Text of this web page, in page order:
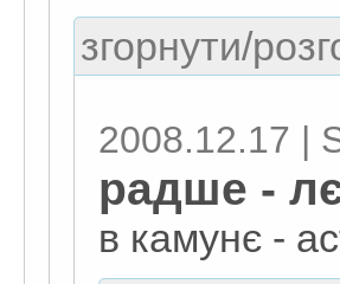
згорнути/
2008.12.17 |
радше -
в камунє -